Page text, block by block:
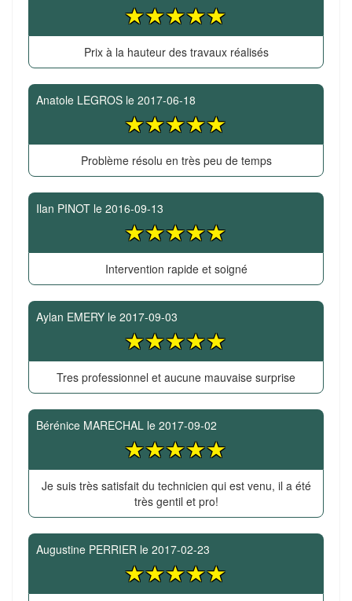
Prix à la hauteur des travaux réalisés
Anatole LEGROS le 2017-06-18
Problème résolu en très peu de temps
Ilan PINOT le 2016-09-13
Intervention rapide et soigné
Aylan EMERY le 2017-09-03
Tres professionnel et aucune mauvaise surprise
Bérénice MARECHAL le 2017-09-02
Je suis très satisfait du technicien qui est venu, il a été
très gentil et pro!
Augustine PERRIER le 2017-02-23